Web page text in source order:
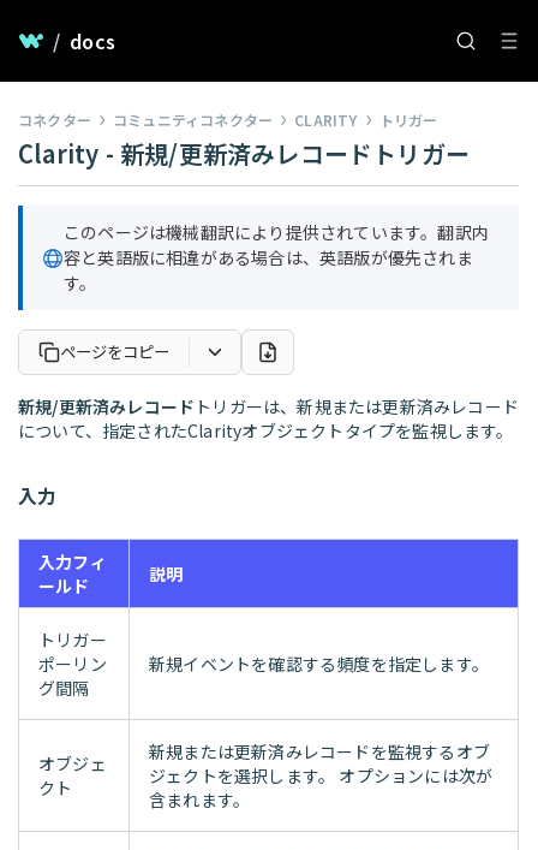
/ docs
コネクター コミュニティコネクター CLARITY トリガー
Clarity - 新規/更新済みレコードトリガー
このページは機械翻訳により提供されています。翻訳内
容と英語版に相違がある場合は、英語版が優先されま
す。
ページをコピー
新規/更新済みレコード トリガーは、新規または更新済みレコード
について、指定されたClarityオブジェクトタイプを監視します。
入力
入力フィ
ールド
説明
トリガー
ポーリン
グ間隔
新規イベントを確認する頻度を指定します。
オブジェ
クト
新規または更新済みレコードを監視するオブ
ジェクトを選択します。 オプションには次が
含まれます。